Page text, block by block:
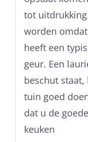
tot
worden
heeft een
geur. Een
beschut
tuin goed
dat u de
keuken